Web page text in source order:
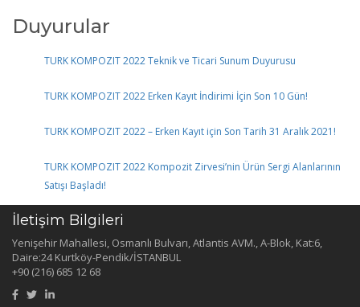
Kompozit Uygulama – TİLA
Duyurular
TURK KOMPOZIT 2022 Teknik ve Ticari Sunum Duyurusu
TURK KOMPOZIT 2022 Erken Kayıt İndirimi İçin Son 10 Gün!
TURK KOMPOZIT 2022 – Erken Kayıt için Son Tarih 31 Aralık 2021!
TURK KOMPOZIT 2022 Kompozit Zirvesi’nin Ürün Sergi Alanlarının
Satışı Başladı!
İletişim Bilgileri
Yenişehir Mahallesi, Osmanlı Bulvarı, Atlantis AVM., A-Blok, Kat:6,
Daire:24 Kurtköy-Pendik/İSTANBUL
+90 (216) 685 12 68